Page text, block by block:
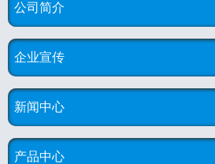
公司简介
企业宣传
新闻中心
产品中心